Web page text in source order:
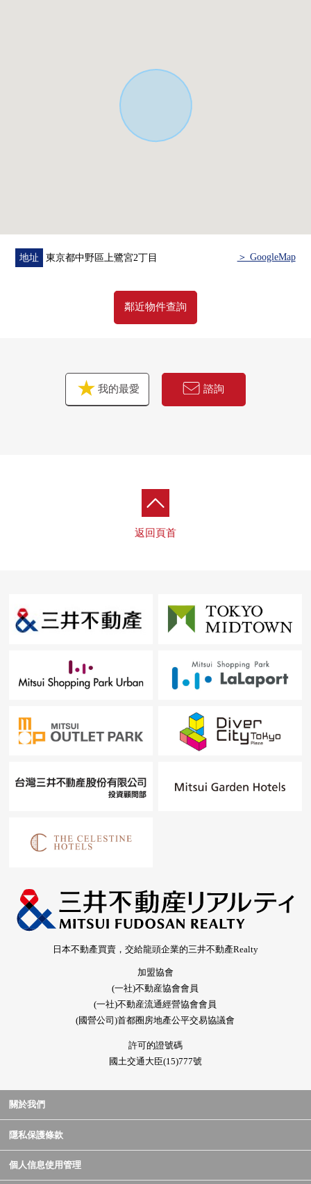
・廚房地板下邊收納
這次看主頁詳細，表示衷心感謝。是西武池袋線"富士見
地址 東京都中野區上鷺宮2丁目 ＞ GoogleMap
鄰近物件查詢
我的最愛 諮詢
返回頁首
日本不動產買賣，交給龍頭企業的三井不動產Realty
加盟協會
(一社)不動産協會會員
(一社)不動産流通經營協會會員
(國營公司)首都圈房地產公平交易協議會
許可的證號碼
國土交通大臣(15)777號
關於我們
隱私保護條款
個人信息使用管理